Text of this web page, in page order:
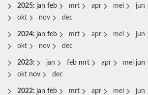
2025: jan feb mrt apr mei jun
okt
nov dec
2024: jan feb mrt apr mei jun
okt
nov dec
2023: jan feb mrt apr mei jun
okt nov dec
2022: jan feb mrt apr mei jun